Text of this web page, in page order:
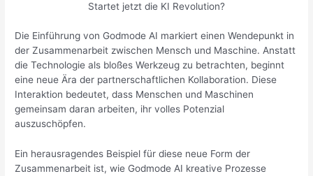
Startet jetzt die KI Revolution?
Die Einführung von Godmode AI markiert einen Wendepunkt in
der Zusammenarbeit zwischen Mensch und Maschine. Anstatt
die Technologie als bloßes Werkzeug zu betrachten, beginnt
eine neue Ära der partnerschaftlichen Kollaboration. Diese
Interaktion bedeutet, dass Menschen und Maschinen
gemeinsam daran arbeiten, ihr volles Potenzial
auszuschöpfen.
Ein herausragendes Beispiel für diese neue Form der
Zusammenarbeit ist, wie Godmode AI kreative Prozesse